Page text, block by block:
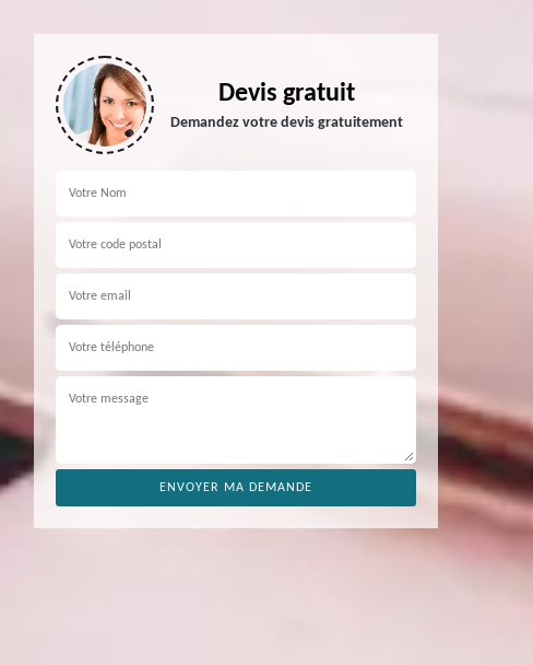
Devis gratuit
Demandez votre devis gratuitement